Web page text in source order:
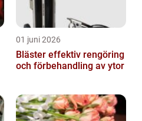
01 juni 2026
Bläster effektiv rengöring
och förbehandling av ytor